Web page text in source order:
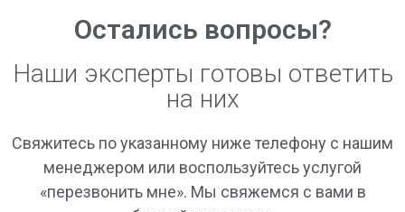
Остались вопросы?
Наши эксперты готовы ответить
на них
Свяжитесь по указанному ниже телефону с нашим
менеджером или воспользуйтесь услугой
«перезвонить мне». Мы свяжемся с вами в